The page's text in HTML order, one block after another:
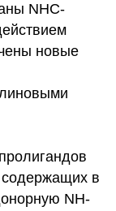
NHC-
новые
содержащих в
NH-